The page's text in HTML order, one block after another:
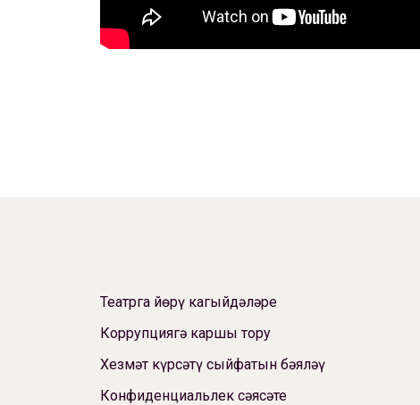
Театрга йөрү кагыйдәләре
Коррупциягә каршы тору
Хезмәт күрсәтү сыйфатын бәяләү
Конфиденциальлек сәясәте